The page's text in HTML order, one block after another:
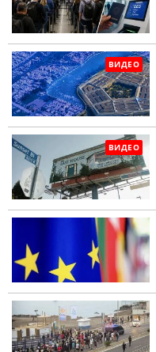
ВИДЕО
ВИДЕО